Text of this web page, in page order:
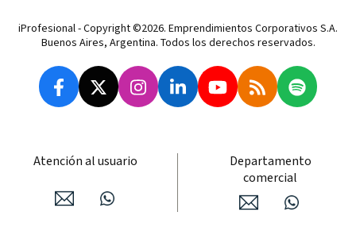
iProfesional - Copyright ©2026. Emprendimientos Corporativos S.A.
Buenos Aires, Argentina. Todos los derechos reservados.
Atención al usuario
Departamento
comercial